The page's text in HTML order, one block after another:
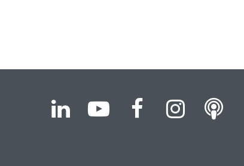
těchto rizik, zásady bezpečného chování na
zásady bezpečné manipulace s břemeny, osobní